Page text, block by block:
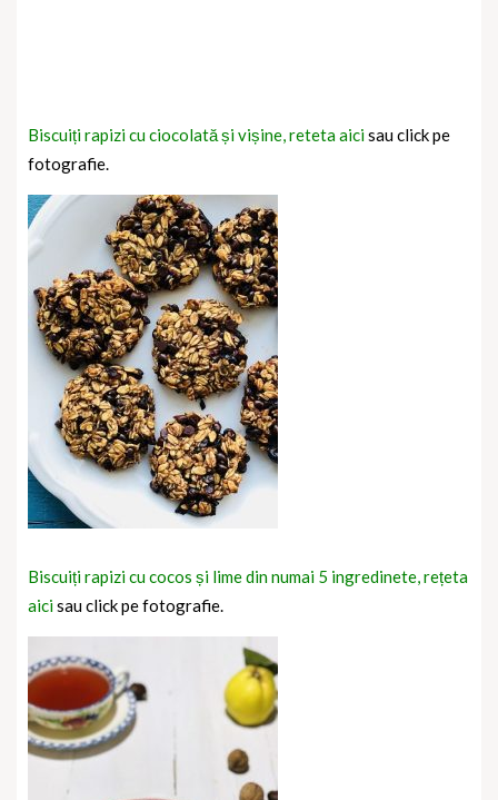
Biscuiți rapizi cu ciocolată și vișine, reteta aicisau click pe
fotografie.
Biscuiți rapizi cu cocos și lime din numai 5 ingredinete, rețeta
aicisau click pe fotografie.